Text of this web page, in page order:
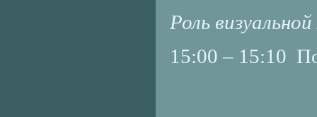
Роль
15:00 – 15:10